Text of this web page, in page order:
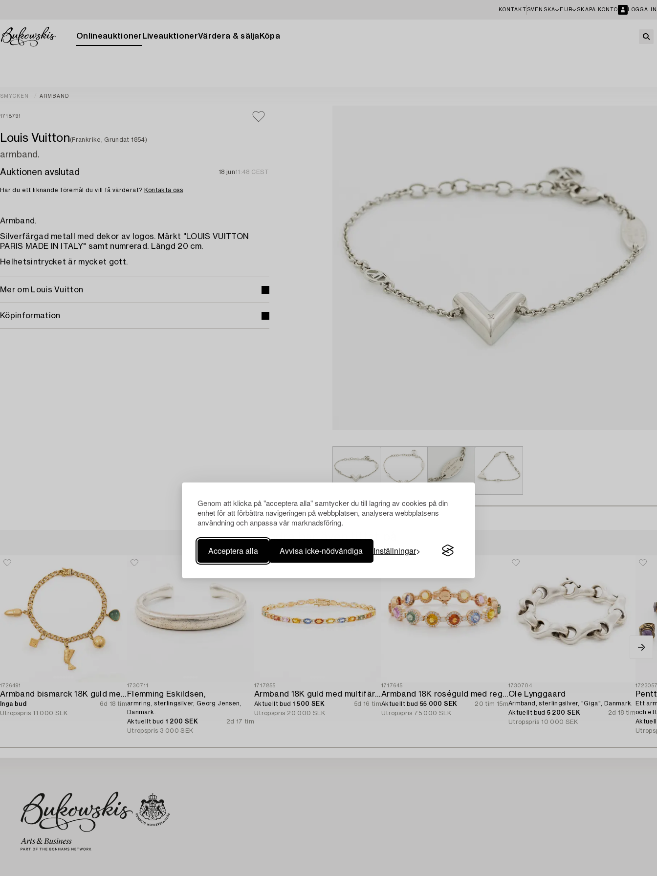
Genom att klicka på "acceptera alla" samtycker du till lagring av cookies på din
enhet för att förbättra navigeringen på webbplatsen, analysera webbplatsens
användning och anpassa vår marknadsföring.
Acceptera alla Avvisa icke-nödvändiga Inställningar
KONTAKT SVENSKA EUR SKAPA KONTO LOGGA IN
Onlineauktioner LiveauktionerVärdera & sälja Köpa
SMYCKEN ARMBAND
1718791
Louis Vuitton(Frankrike, Grundat 1854)
armband.
Auktionen avslutad
18 jun11:48 CEST
Har du ett liknande föremål du vill få värderat? Kontakta oss
Armband.
Silverfärgad metall med dekor av logos. Märkt "LOUIS VUITTON
PARIS MADE IN ITALY" samt numrerad. Längd 20 cm.
Helhetsintrycket är mycket gott.
Mer om Louis Vuitton
Köpinformation
Andra har även tittat på
1726491
Armband bismarck 18K guld med fem berlocker.
Inga bud
6d 18 tim
Utropspris 11 000 SEK
1730711
Flemming Eskildsen,
armring, sterlingsilver, Georg Jensen,
Danmark.
Aktuellt bud 1 200 SEK
2d 17 tim
Utropspris 3 000 SEK
1717855
Armband 18K guld med multifärgade safirer och runda briljantslipade diamanter.
Aktuellt bud 1 500 SEK
5d 16 tim
Utropspris 20 000 SEK
1717645
Armband 18K roséguld med regnbågsfärgade safirer och briljantslipade diamanter.
Aktuellt bud 55 000 SEK
20 tim 15m
Utropspris 75 000 SEK
1730704
Ole Lynggaard
Armband, sterlingsilver, "Giga", Danmark.
Aktuellt bud 5 200 SEK
2d 18 tim
Utropspris 10 000 SEK
Ett
och